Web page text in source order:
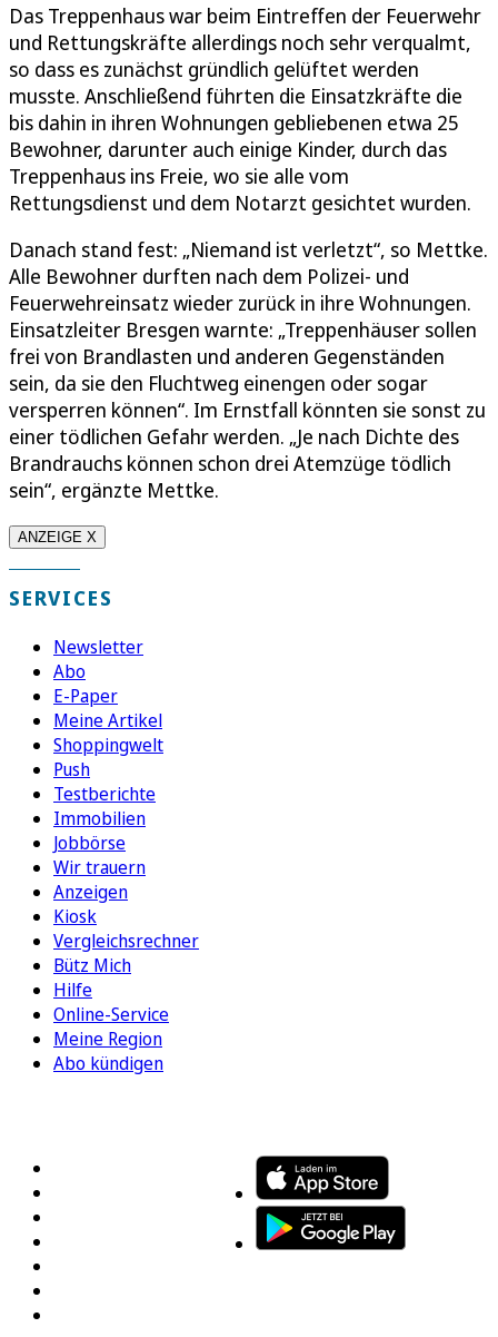
Das Treppenhaus war beim Eintreffen der Feuerwehr
und Rettungskräfte allerdings noch sehr verqualmt,
so dass es zunächst gründlich gelüftet werden
musste. Anschließend führten die Einsatzkräfte die
bis dahin in ihren Wohnungen gebliebenen etwa 25
Bewohner, darunter auch einige Kinder, durch das
Treppenhaus ins Freie, wo sie alle vom
Rettungsdienst und dem Notarzt gesichtet wurden.
Danach stand fest: „Niemand ist verletzt“, so Mettke.
Alle Bewohner durften nach dem Polizei- und
Feuerwehreinsatz wieder zurück in ihre Wohnungen.
Einsatzleiter Bresgen warnte: „Treppenhäuser sollen
frei von Brandlasten und anderen Gegenständen
sein, da sie den Fluchtweg einengen oder sogar
versperren können“. Im Ernstfall könnten sie sonst zu
einer tödlichen Gefahr werden. „Je nach Dichte des
Brandrauchs können schon drei Atemzüge tödlich
sein“, ergänzte Mettke.
ANZEIGE X
SERVICES
Newsletter
Abo
E-Paper
Meine Artikel
Shoppingwelt
Push
Testberichte
Immobilien
Jobbörse
Wir trauern
Anzeigen
Kiosk
Vergleichsrechner
Bütz Mich
Hilfe
Online-Service
Meine Region
Abo kündigen